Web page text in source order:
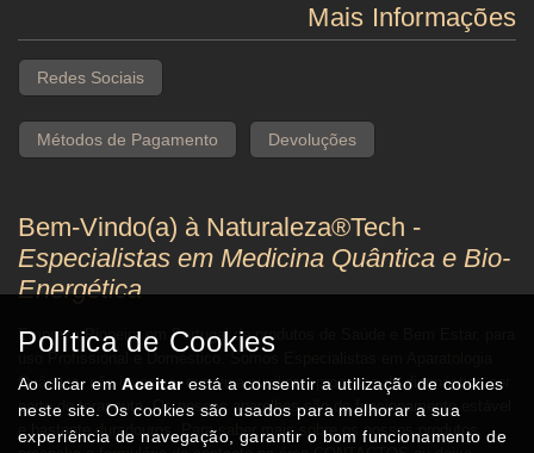
Mais Informações
Redes Sociais
Métodos de Pagamento Devoluções
Bem-Vindo(a) à Naturaleza®Tech -
Especialistas em Medicina Quântica e Bio-
Energética
Empresa Pioneira em Portugal de produtos de Saúde e Bem Estar, para
Quântica, não invasiva, que visa auxiliar o processo de diagnóstico por
parte do terapeuta. Os nossos aparelhos são de funcionamento estável
e bastante duradouros. Para saber mais sobre os nossos produtos,
Política de Cookies
Ao clicar emAceitarestá a consentir a utilização de cookies
neste site. Os cookies são usados para melhorar a sua
experiência de navegação, garantir o bom funcionamento de